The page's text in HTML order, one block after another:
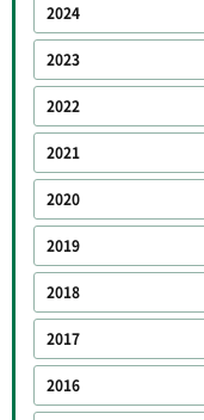
2024
2023
2022
2021
2020
2019
2018
2017
2016